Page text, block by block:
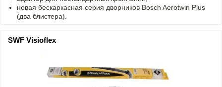
новая бескаркасная серия дворников Bosch Aerotwin Plus
(два блистера).
SWF Visioflex